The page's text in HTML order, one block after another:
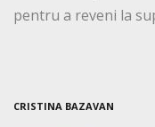
pentru a reveni la
CRISTINA BAZAVAN